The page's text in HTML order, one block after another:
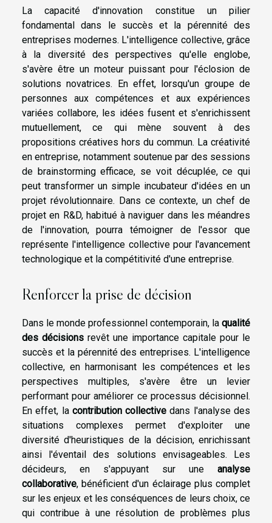
La capacité d'innovation constitue un pilier
fondamental dans le succès et la pérennité des
entreprises modernes. L'intelligence collective, grâce
à la diversité des perspectives qu'elle englobe,
s'avère être un moteur puissant pour l'éclosion de
solutions novatrices. En effet, lorsqu'un groupe de
personnes aux compétences et aux expériences
variées collabore, les idées fusent et s'enrichissent
mutuellement, ce qui mène souvent à des
propositions créatives hors du commun. La créativité
en entreprise, notamment soutenue par des sessions
de brainstorming efficace, se voit décuplée, ce qui
peut transformer un simple incubateur d'idées en un
projet révolutionnaire. Dans ce contexte, un chef de
projet en R&D, habitué à naviguer dans les méandres
de l'innovation, pourra témoigner de l'essor que
représente l'intelligence collective pour l'avancement
technologique et la compétitivité d'une entreprise.
Renforcer la prise de décision
Dans le monde professionnel contemporain, la qualité
des décisions revêt une importance capitale pour le
succès et la pérennité des entreprises. L'intelligence
collective, en harmonisant les compétences et les
perspectives multiples, s'avère être un levier
performant pour améliorer ce processus décisionnel.
En effet, la contribution collective dans l'analyse des
situations complexes permet d'exploiter une
diversité d'heuristiques de la décision, enrichissant
ainsi l'éventail des solutions envisageables. Les
décideurs, en s'appuyant sur une analyse
collaborative, bénéficient d'un éclairage plus complet
sur les enjeux et les conséquences de leurs choix, ce
qui contribue à une résolution de problèmes plus